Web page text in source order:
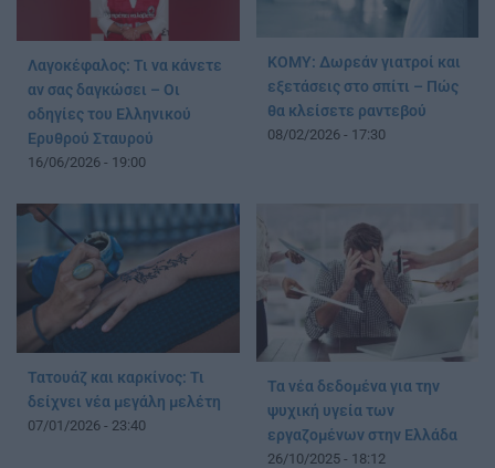
Λαγοκέφαλος: Τι να κάνετε
αν σας δαγκώσει – Οι
οδηγίες του Ελληνικού
Ερυθρού Σταυρού
16/06/2026 - 19:00
ΚΟΜΥ: Δωρεάν γιατροί και
εξετάσεις στο σπίτι – Πώς
θα κλείσετε ραντεβού
08/02/2026 - 17:30
Τατουάζ και καρκίνος: Τι
δείχνει νέα μεγάλη μελέτη
07/01/2026 - 23:40
Τα νέα δεδομένα για την
ψυχική υγεία των
εργαζομένων στην Ελλάδα
26/10/2025 - 18:12